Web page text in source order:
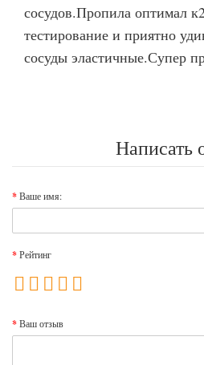
сосудов.Пропила оптимал
тестирование и приятно
сосуды эластичные.Супер
Написать
Ваше имя:
Рейтинг
Ваш отзыв